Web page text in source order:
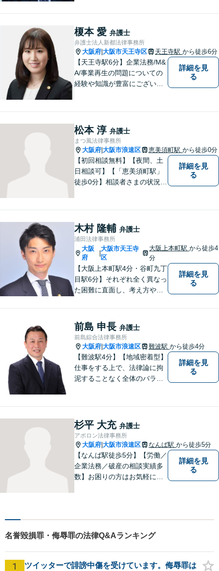
榎本 愛 弁護士
弁護士法人新都法律事務所
大阪府 大阪市天王寺区 天王寺駅 から徒歩6分
【天王寺駅6分】企業法務/M&
A/事業再生の問題についての
経験や知識が豊富にございま
ください。
詳細を見
る
松本 淳 弁護士
まつ風法律事務所
大阪府 大阪市浪速区 恵美須町駅 から徒歩0分
【初回相談無料】【夜間、土
日相談可】【「恵美須町駅」
徒歩0分】相談者さまの状況や
ラブルに直面した際には、一
人で悩まずに相談してくださ
い。
詳細を見
る
木村 隆輔 弁護士
浦田法律事務所
大阪
府
大阪市天王寺
区
大阪上本町駅から徒歩4
分
【大阪上本町駅4分・谷町九丁
目駅6分】それぞれ全く異なっ
た困難に直面し、考え方や感
の、お一人お一人に寄り添う
弁護士を目指します。【粘り
強い交渉力】
詳細を見
る
前島 申長 弁護士
前島綜合法律事務所
大阪府 大阪市浪速区 難波駅 から徒歩4分
【難波駅4分】【地域密着型】
仕事をする上で、法律論に拘
泥することなく全体のバラン
クライアントの話を丁寧に聞
き、意思疎通を測った上で最
適な解決策を提示します。
詳細を見
る
杉平 大充 弁護士
アポロン法律事務所
大阪府 大阪市浪速区 なんば駅 から徒歩5分
【なんば駅徒歩5分】【労働／
企業法務／破産の相談実績多
数】お困りの方はお気軽にご
詳細を見
る
名誉毀損罪・侮辱罪の法律Q&Aランキング
1 ツイッターで誹謗中傷を受けています。侮辱罪は